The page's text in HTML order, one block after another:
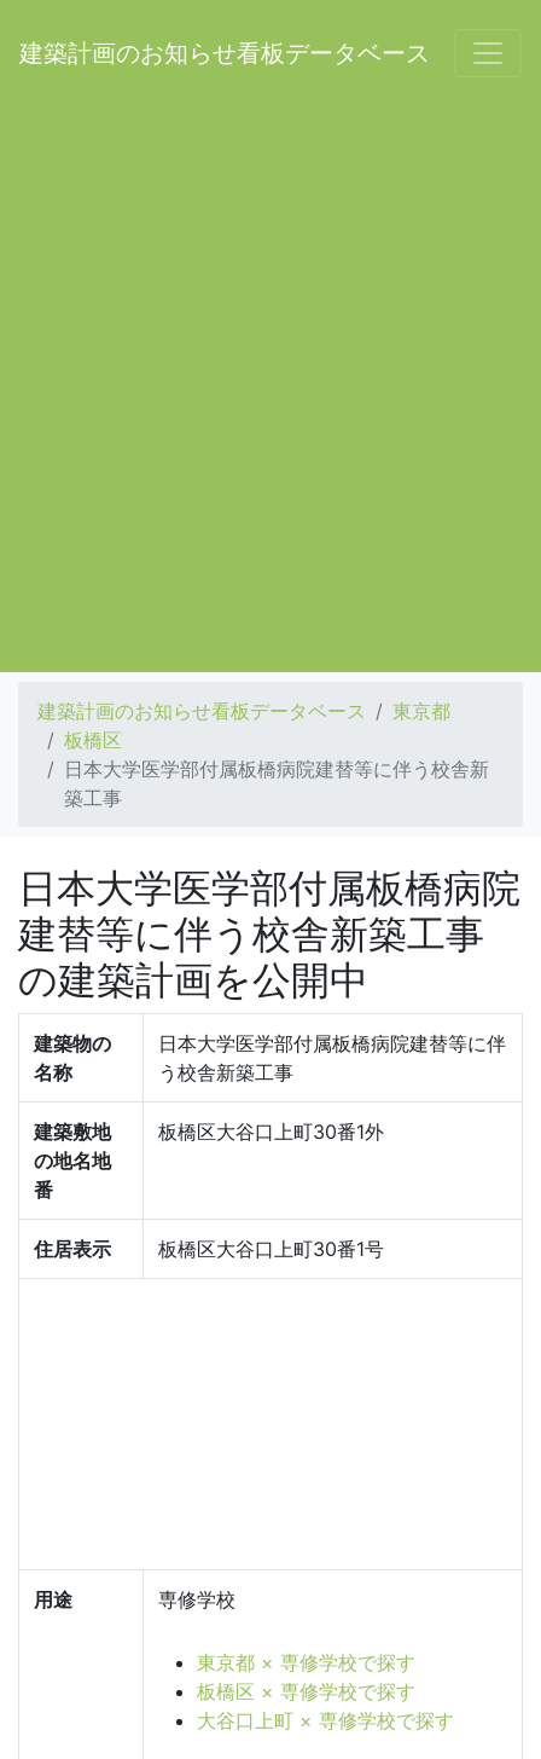
建築計画のお知らせ看板データベース
建築計画のお知らせ看板データベース
東京都
板橋区
日本大学医学部付属板橋病院建替等に伴う校舎新
築工事
日本大学医学部付属板橋病院
建替等に伴う校舎新築工事
の建築計画を公開中
建築物の
名称
日本大学医学部付属板橋病院建替等に伴
う校舎新築工事
建築敷地
の地名地
番
板橋区大谷口上町30番1外
住居表示 板橋区大谷口上町30番1号
用途 専修学校
東京都 × 専修学校で探す
板橋区 × 専修学校で探す
大谷口上町 × 専修学校で探す